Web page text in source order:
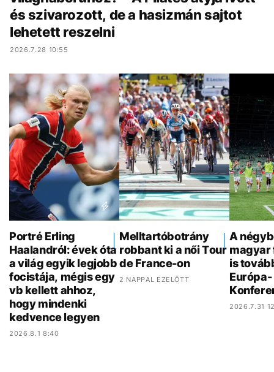
és szivarozott, de a hasizmán sajtot
lehetett reszelni
2026.7.28 10:55
Portré Erling
Haalandról: évek óta
a világ egyik legjobb
focistája, mégis egy
vb kellett ahhoz,
hogy mindenki
kedvence legyen
2026.8.1 8:40
Melltartóbotrány
robbant ki a női Tour
de France-on
2 NAPPAL EZELŐTT
A
magyar
is
Európa-
2026.7.31